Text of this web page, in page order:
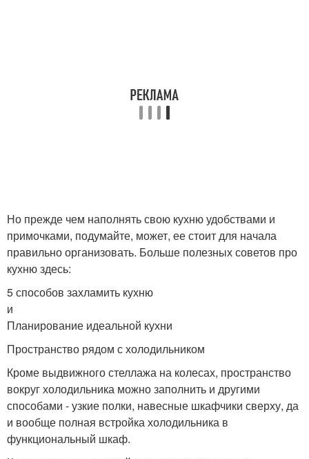
Но прежде чем наполнять свою кухню удобствами и
примочками, подумайте, может, ее стоит для начала
правильно организовать. Больше полезных советов про
кухню здесь:
5 способов захламить кухню
и
Планирование идеальной кухни
Пространство рядом с холодильником
Кроме выдвижного стеллажа на колесах, пространство
вокруг холодильника можно заполнить и другими
способами - узкие полки, навесные шкафчики сверху, да
и вообще полная встройка холодильника в
функциональный шкаф.